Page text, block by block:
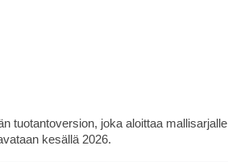
tuotantoversion, joka aloittaa mallisarjalle
kesällä 2026.